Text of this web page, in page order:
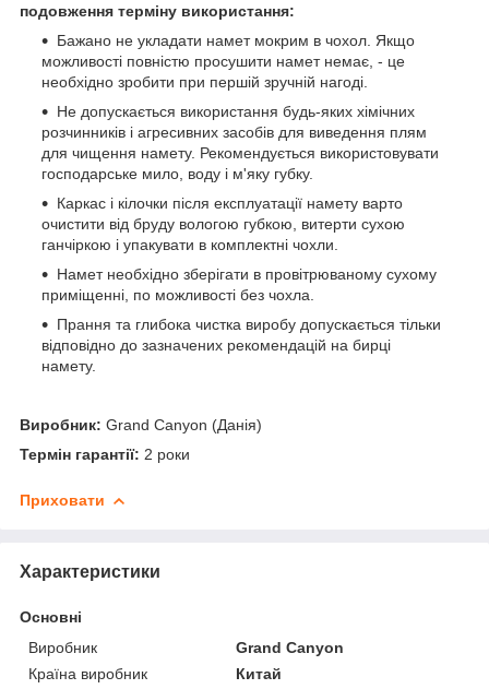
подовження терміну використання:
Бажано не укладати намет мокрим в чохол. Якщо
можливості повністю просушити намет немає, - це
необхідно зробити при першій зручній нагоді.
Не допускається використання будь-яких хімічних
розчинників і агресивних засобів для виведення плям
для чищення намету. Рекомендується використовувати
господарське мило, воду і м'яку губку.
Каркас і кілочки після експлуатації намету варто
очистити від бруду вологою губкою, витерти сухою
ганчіркою і упакувати в комплектні чохли.
Намет необхідно зберігати в провітрюваному сухому
приміщенні, по можливості без чохла.
Прання та глибока чистка виробу допускається тільки
відповідно до зазначених рекомендацій на бирці
намету.
Виробник: Grand Canyon (Данія)
Термін гарантії: 2 роки
Приховати
Характеристики
Основні
Виробник
Grand Canyon
Країна виробник
Китай